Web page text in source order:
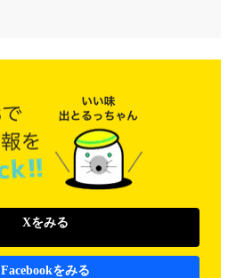
Xをみる
Facebookをみる